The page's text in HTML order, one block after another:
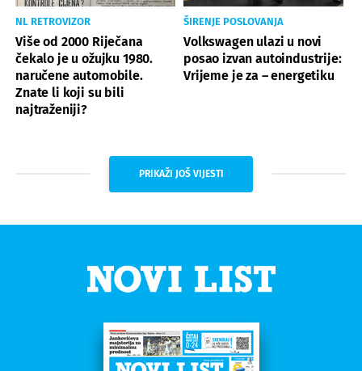
NL RETROVIZOR
Više od 2000 Riječana
čekalo je u ožujku 1980.
naručene automobile.
Znate li koji su bili
najtraženiji?
ŠIRENJE POSLOVANJA
Volkswagen ulazi u novi
posao izvan autoindustrije:
Vrijeme je za – energetiku
PRIKAŽI JOŠ VIJESTI